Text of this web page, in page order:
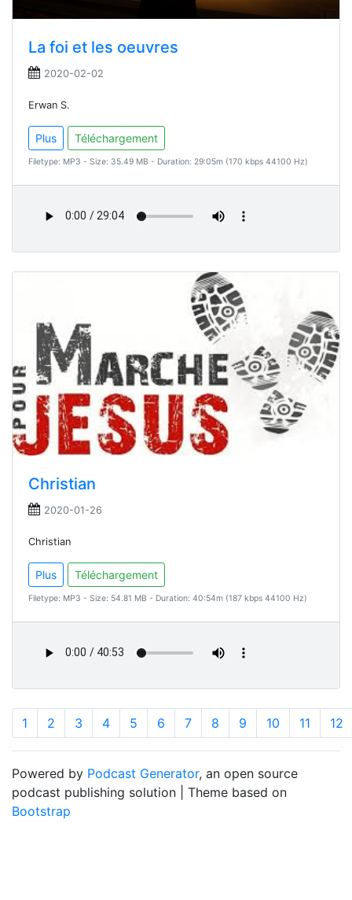
La foi et les oeuvres
2020-02-02
Erwan S.
Plus Téléchargement
Filetype: MP3 - Size: 35.49 MB - Duration: 29:05m (170 kbps 44100 Hz)
Christian
2020-01-26
Christian
Plus Téléchargement
Filetype: MP3 - Size: 54.81 MB - Duration: 40:54m (187 kbps 44100 Hz)
1 2 3 4 5 6 7 8 9 10 11 12
Powered by Podcast Generator, an open source
podcast publishing solution | Theme based on
Bootstrap